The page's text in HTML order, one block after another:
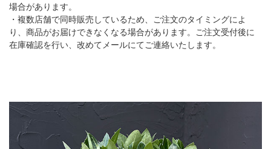
場合があります。
・複数店舗で同時販売しているため、ご注文のタイミングによ
り、商品がお届けできなくなる場合があります。ご注文受付後に
在庫確認を行い、改めてメールにてご連絡いたします。